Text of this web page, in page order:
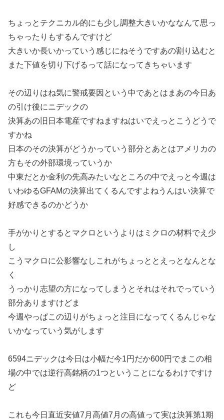
ちょっとテクニカル的にも少し調整大きいかななんて思っ
ちゃったりもするんですけど
大きいか長いかっていう感じにねそうですあの割り込むと
また下値を切り下げるって話になってきちゃいます
その辺りはね気に警戒要因という中であとはまあの今日あ
の引け後にニデックの
決算あの旧日本電産ですねますねはいでえっとこうどうで
すかね
日本のその決算がどうかっていう部分とあとはアメリカの
方もその外部環境っていうか
中東だとか金利の先高みたいなところの中でえっと今週は
いわゆるGFAMの決算出てくるんですよねうんはい決算で
好感できるのかどうか
手がかりとするとマクロというよりはミクロの材料でえ少
し
こうマクロに公影響なしこれがちょっととえっとなんとな
く
うっかり志望の方になってしまうとそれはそれでっていう
部分ありますけどま
今週やっぱこの辺りがちょっと注目になってくるんじゃな
いかなっていう気がします
6594ニデックは今日は小幅だ今1円だか600円でまこの相
場の中では逆行高銘柄の1つということになるわけですけ
ど
これも今日直近安値7月高値7月の高値って実は決算第1期